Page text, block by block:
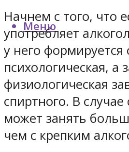
Меню
Начнем с того, что
употребляет
у него формируется
психологическая, а
физиологическая
спиртного. В
может занять
чем с крепким